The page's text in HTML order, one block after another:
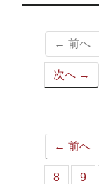
← 前へ
次へ →
← 前へ
8 9